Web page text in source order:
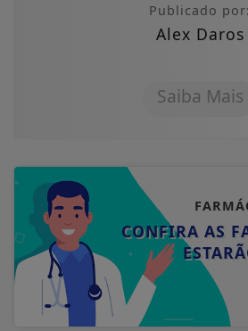
Publicado por:
Alex Daros
Saiba Mais
CONFIRA AS